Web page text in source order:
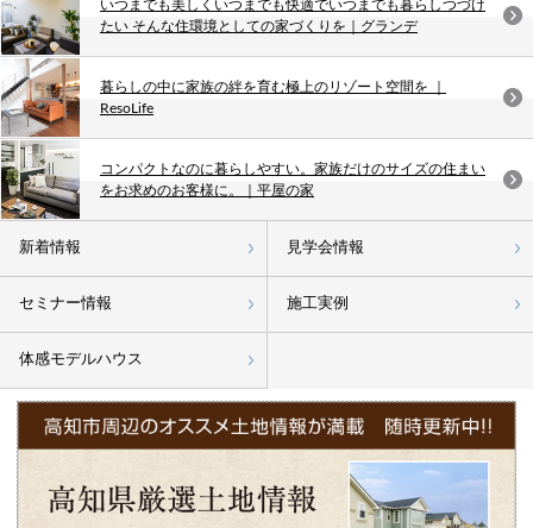
いつまでも美しくいつまでも快適でいつまでも暮らしつづけ
たい そんな住環境としての家づくりを｜グランデ
暮らしの中に家族の絆を育む極上のリゾート空間を ｜
ResoLife
コンパクトなのに暮らしやすい。家族だけのサイズの住まい
をお求めのお客様に。｜平屋の家
新着情報 見学会情報
セミナー情報 施工実例
体感モデルハウス